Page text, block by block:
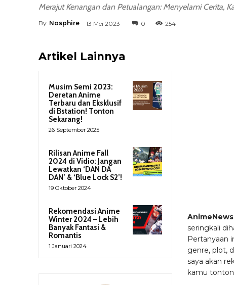
Merajut Kenangan dan Petualangan: Menyelami Cerita,
By Nosphire 13 Mei 2023 0 254
Artikel Lainnya
Musim Semi 2023:
Deretan Anime
Terbaru dan Eksklusif
di Bstation! Tonton
Sekarang!
26 September 2025
Rilisan Anime Fall
2024 di Vidio: Jangan
Lewatkan ‘DAN DA
DAN’ & ‘Blue Lock S2’!
19 Oktober 2024
Rekomendasi Anime
Winter 2024 – Lebih
Banyak Fantasi &
Romantis
1 Januari 2024
seringkali
Pertanyaan
genre, plot,
saya akan
kamu